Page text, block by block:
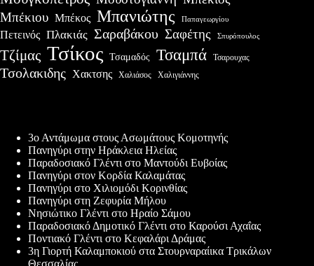
Μπέκιου Μπέκος Μπανιώτης Παπαγεωργίου
Πετεινός Πλακιάς Σαραβάκου Σαφέτης Σπυρόπουλος
Τζίμας Τσίκος Τσαμαδός Τσαμπά Τσαρουχας
Τσολακιδης Χακτσης Χαλιάσος Χαλιγιάννης
3ο Αντάμωμα στους Ασωμάτους Κομοτηνής
Πανηγύρι στην Ηράκλεια Ηλείας
Παραδοσιακό Γλέντι στο Μαντούδι Ευβοίας
Πανηγύρι στον Κορδία Καλαμάτας
Πανηγύρι στο Χιλιομόδι Κορινθίας
Πανηγύρι στη Ζεφυρία Μήλου
Νησιώτικο Γλέντι στο Ηραίο Σάμου
Παραδοσιακό Δημοτικό Γλέντι στο Καρούσι Αχαΐας
Ποντιακό Γλέντι στο Κεφαλάρι Δράμας
3η Γιορτή Καλαμποκιού στα Στουρναραίικα Τρικάλων